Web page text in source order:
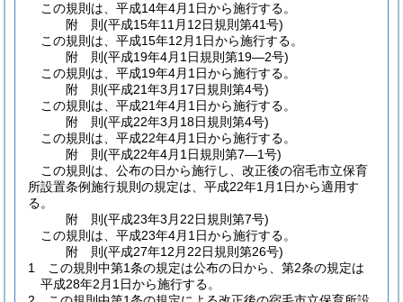
この規則は、平成14年4月1日から施行する。
附 則(平成15年11月12日規則第41号)
この規則は、平成15年12月1日から施行する。
附 則(平成19年4月1日規則第19―2号)
この規則は、平成19年4月1日から施行する。
附 則(平成21年3月17日規則第4号)
この規則は、平成21年4月1日から施行する。
附 則(平成22年3月18日規則第4号)
この規則は、平成22年4月1日から施行する。
附 則(平成22年4月1日規則第7―1号)
この規則は、公布の日から施行し、改正後の宿毛市立保育
所設置条例施行規則の規定は、平成22年1月1日から適用す
る。
附 則(平成23年3月22日規則第7号)
この規則は、平成23年4月1日から施行する。
附 則(平成27年12月22日規則第26号)
1
この規則中第1条の規定は公布の日から、第2条の規定は
平成28年2月1日から施行する。